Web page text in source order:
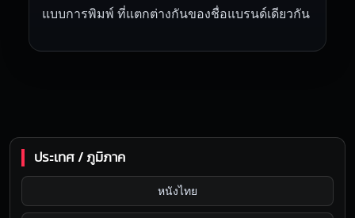
แบบการพิมพ์ ที่แตกต่างกันของชื่อแบรนด์เดียวกัน
ประเทศ / ภูมิภาค
หนังไทย